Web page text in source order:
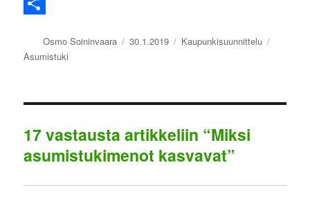
p
a
m
Kirjoittaja
Osmo Soininvaara Julkaistu
30.1.2019 Kategoriat
Kaupunkisuunnittelu
Asumistuki
17 vastausta artikkeliin “Miksi
asumistukimenot kasvavat”